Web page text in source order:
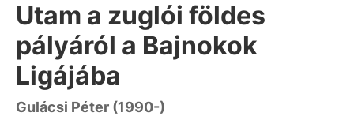
Utam a zuglói földes
pályáról a Bajnokok
Ligájába
Gulácsi Péter (1990-)